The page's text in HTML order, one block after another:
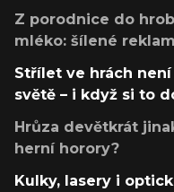
Z porodnice do
mléko: šílené
Střílet ve hrách
světě – i když si to
Hrůza devětkrát
herní horory?
Kulky, lasery i